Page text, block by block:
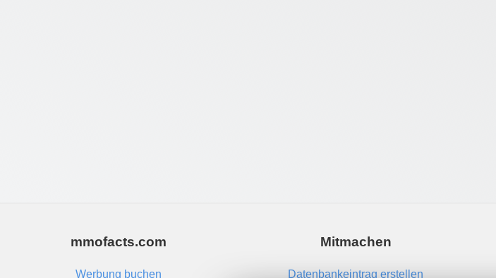
mmofacts.com
Werbung buchen
Mitmachen
Datenbankeintrag erstellen